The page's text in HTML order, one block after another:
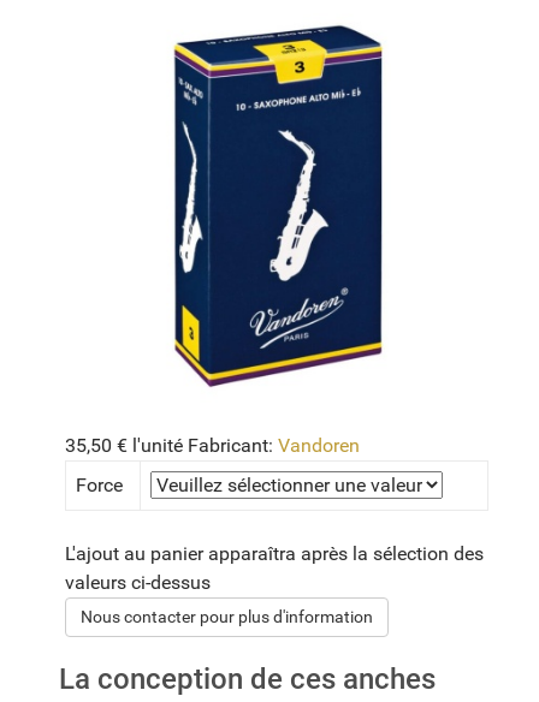
35,50 € l'unité Fabricant: Vandoren
Force
L'ajout au panier apparaîtra après la sélection des
valeurs ci-dessus
Nous contacter pour plus d'information
La conception de ces anches